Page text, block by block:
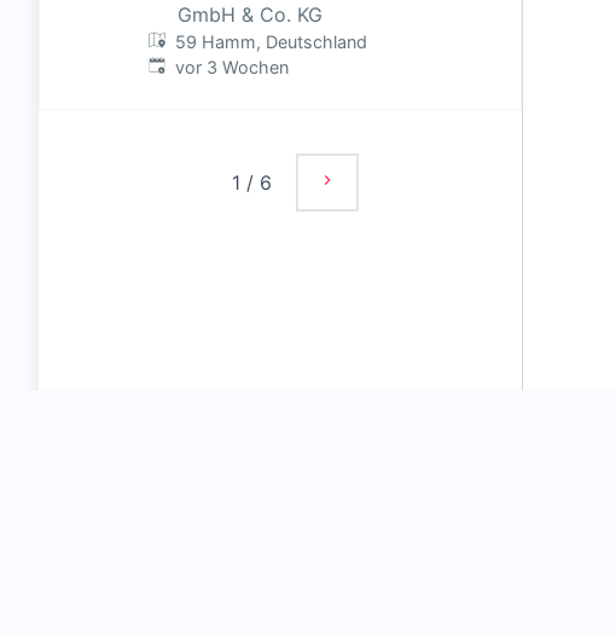
GmbH & Co. KG
59 Hamm, Deutschland
Veröffentlicht:
vor 3 Wochen
1 / 6